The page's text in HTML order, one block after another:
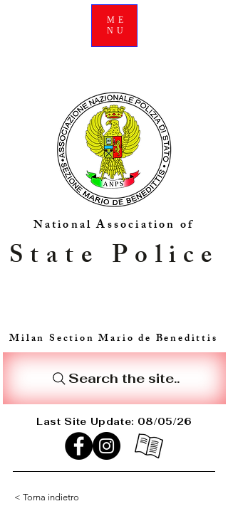
ME
NU
National Association of
Milan Section Mario de Benedittis
Search the site..
State Police
Last Site Update: 08/05/26
< Torna indietro